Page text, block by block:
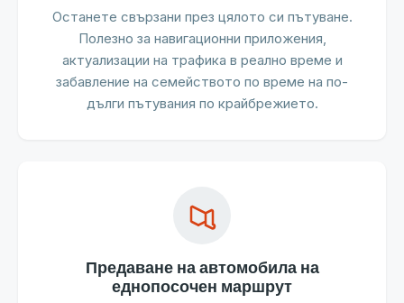
Останете свързани през цялото си пътуване.
Полезно за навигационни приложения,
актуализации на трафика в реално време и
забавление на семейството по време на по-
дълги пътувания по крайбрежието.
Предаване на автомобила на
еднопосочен маршрут